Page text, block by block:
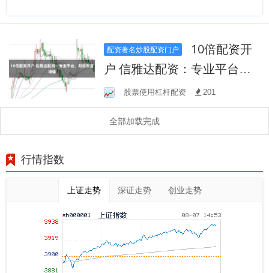
配资著名炒股配资门户
户 信雅达配资：专业平台，
助您财富增值
股票使用杠杆配资 201
全部加载完成
行情指数
上证走势 深证走势 创业走势